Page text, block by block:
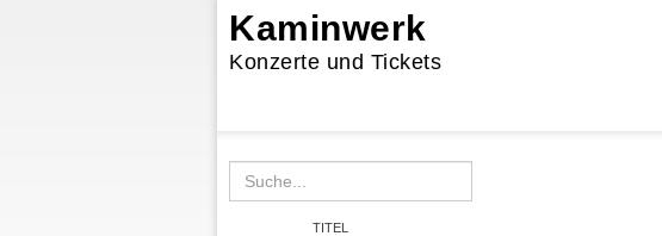
Kaminwerk
Konzerte und Tickets
TITEL